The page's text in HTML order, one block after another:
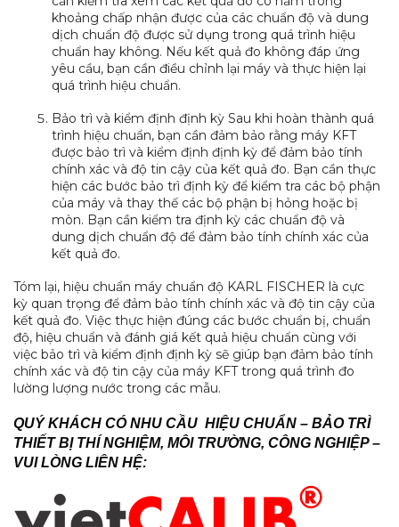
khoảng chấp nhận được của các chuẩn độ và dung
dịch chuẩn độ được sử dụng trong quá trình hiệu
chuẩn hay không. Nếu kết quả đo không đáp ứng
yêu cầu, bạn cần điều chỉnh lại máy và thực hiện lại
quá trình hiệu chuẩn.
Bảo trì và kiểm định định kỳ Sau khi hoàn thành quá
trình hiệu chuẩn, bạn cần đảm bảo rằng máy KFT
được bảo trì và kiểm định định kỳ để đảm bảo tính
chính xác và độ tin cậy của kết quả đo. Bạn cần thực
hiện các bước bảo trì định kỳ để kiểm tra các bộ phận
của máy và thay thế các bộ phận bị hỏng hoặc bị
mòn. Bạn cần kiểm tra định kỳ các chuẩn độ và
dung dịch chuẩn độ để đảm bảo tính chính xác của
kết quả đo.
Tóm lại, hiệu chuẩn máy chuẩn độ KARL FISCHER là cực
kỳ quan trọng để đảm bảo tính chính xác và độ tin cậy của
kết quả đo. Việc thực hiện đúng các bước chuẩn bị, chuẩn
độ, hiệu chuẩn và đánh giá kết quả hiệu chuẩn cùng với
việc bảo trì và kiểm định định kỳ sẽ giúp bạn đảm bảo tính
chính xác và độ tin cậy của máy KFT trong quá trình đo
lường lượng nước trong các mẫu.
QUÝ KHÁCH CÓ NHU CẦU HIỆU CHUẨN – BẢO TRÌ
THIẾT BỊ THÍ NGHIỆM, MÔI TRƯỜNG, CÔNG NGHIỆP –
VUI LÒNG LIÊN HỆ: